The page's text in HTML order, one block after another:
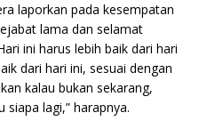
laporkan pada kesempatan
lama dan selamat
ini harus lebih baik dari hari
dari hari ini, sesuai dengan
kalau bukan sekarang,
siapa lagi,” harapnya.